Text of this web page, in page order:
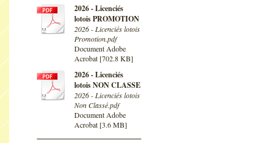
2026 - Licenciés
lotois PROMOTION
2026 - Licenciés lotois
Promotion.pdf
Document Adobe
Acrobat [702.8 KB]
2026 - Licenciés
lotois NON CLASSE
2026 - Licenciés lotois
Non Classé.pdf
Document Adobe
Acrobat [3.6 MB]